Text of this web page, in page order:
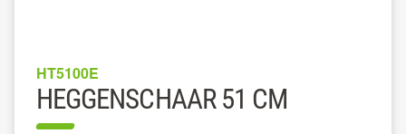
HT5100E
HEGGENSCHAAR 51 CM